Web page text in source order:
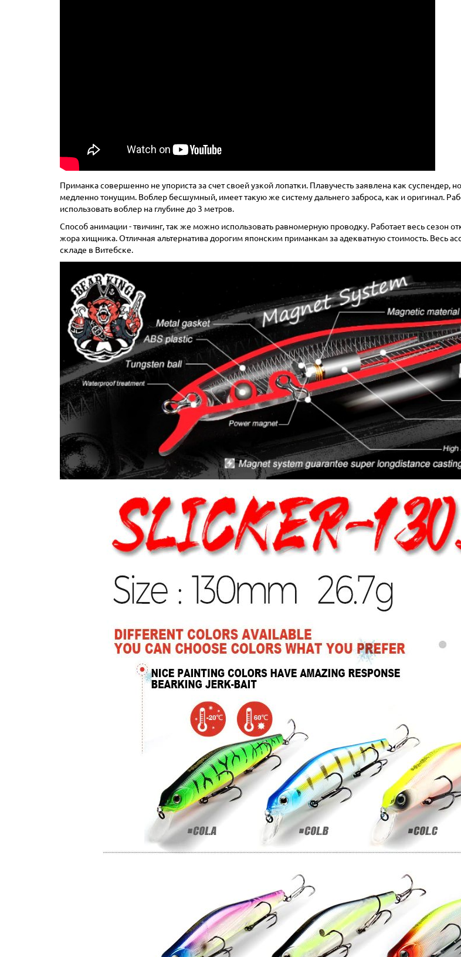
Приманка совершенно не упориста за счет своей узкой лопатки. Плавучесть заявлена как
медленно тонущим. Воблер бесшумный, имеет такую же систему дальнего заброса, как и оригинал.
использовать воблер на глубине до 3 метров.
Способ анимации - твичинг, так же можно использовать равномерную проводку. Работает весь сезон
жора хищника. Отличная альтернатива дорогим японским приманкам за адекватную стоимость. Весь
складе в Витебске.